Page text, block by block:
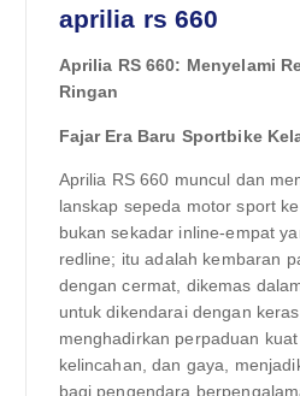
aprilia rs 660
Aprilia RS 660: Menyelami
Ringan
Fajar Era Baru Sportbike
Aprilia RS 660 muncul dan
lanskap sepeda motor sport
bukan sekadar inline-empat
redline; itu adalah kembaran
dengan cermat, dikemas
untuk dikendarai dengan
menghadirkan perpaduan
kelincahan, dan gaya,
bagi pengendara